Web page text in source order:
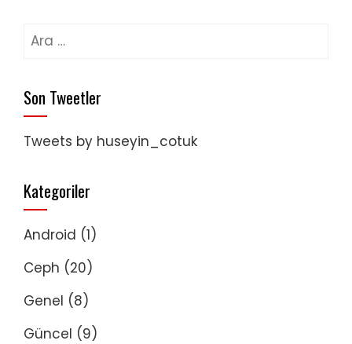
Arama:
Son Tweetler
Tweets by huseyin_cotuk
Kategoriler
Android (1)
Ceph (20)
Genel (8)
Güncel (9)